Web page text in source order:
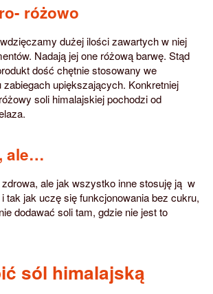
różowo
dużej ilości zawartych w niej
Nadają jej one różową barwę. Stąd
dość chętnie stosowany we
upiększających. Konkretniej
soli himalajskiej pochodzi od
ale…
ale jak wszystko inne stosuję ją w
tak jak uczę się funkcjonowania bez cukru,
dodawać soli tam, gdzie nie jest to
sól himalajską